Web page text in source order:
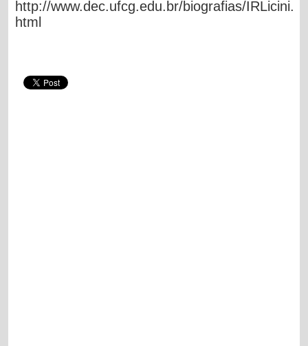
http://www.dec.ufcg.edu.br/biografias/IRLicini.
html